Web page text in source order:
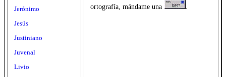
Jerónimo
Jesús
Justiniano
Juvenal
Livio
ortografía, mándame una
.